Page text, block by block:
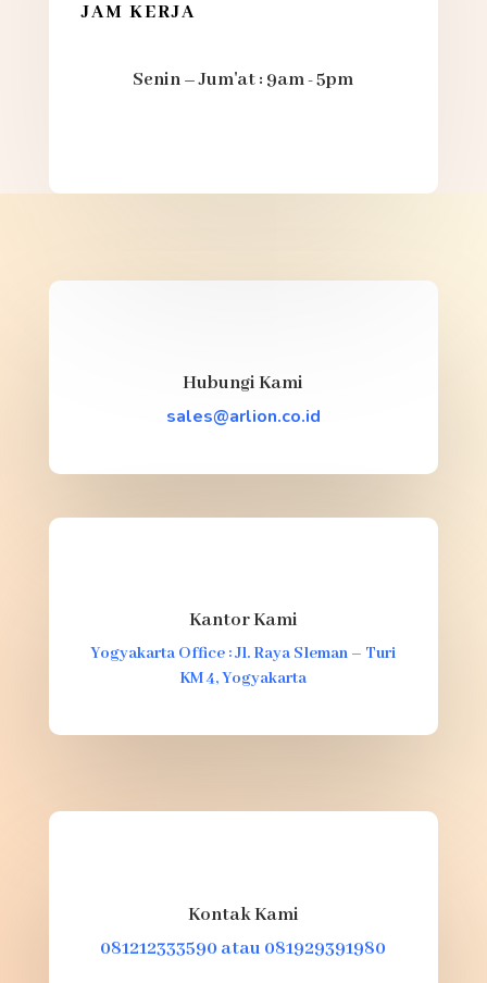
JAM KERJA
Senin – Jum'at : 9am - 5pm
Hubungi Kami
sales@arlion.co.id
Kantor Kami
Yogyakarta Office : Jl. Raya Sleman – Turi
KM 4, Yogyakarta
Kontak Kami
081212333590 atau 081929391980